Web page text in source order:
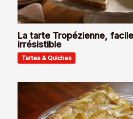
La tarte Tropézienne,
irrésistible
Tartes & Quiches